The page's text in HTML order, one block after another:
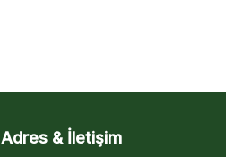
Adres & İletişim